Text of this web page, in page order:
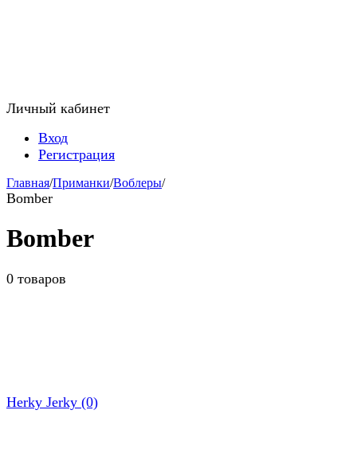
Личный кабинет
Вход
Регистрация
Главная/Приманки/Воблеры/
Bomber
Bomber
0 товаров
Herky Jerky (0)